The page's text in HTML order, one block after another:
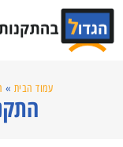
עמוד הבית »